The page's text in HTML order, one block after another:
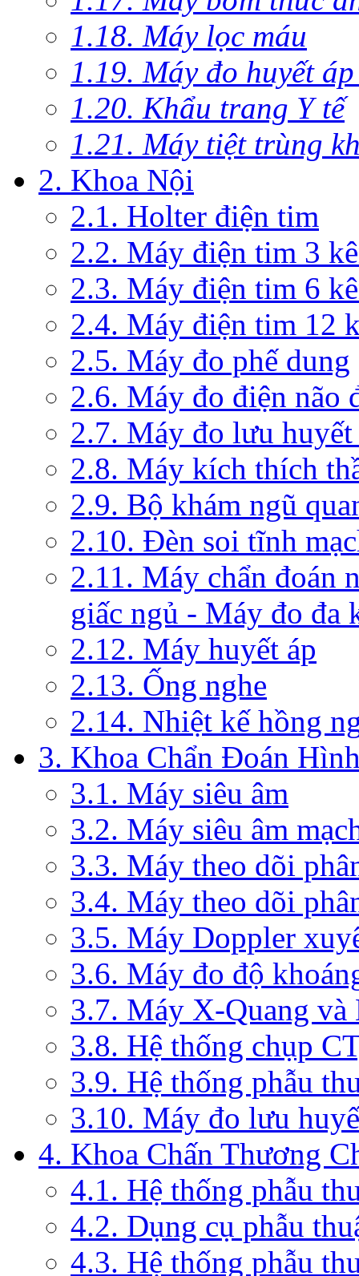
1.18. Máy lọc máu
1.19. Máy đo huyết
1.20. Khẩu trang Y tế
1.21. Máy tiệt trùng
2. Khoa Nội
2.1. Holter điện tim
2.2. Máy điện tim 3
2.3. Máy điện tim 6
2.4. Máy điện tim 12
2.5. Máy đo phế dung
2.6. Máy đo điện não
2.7. Máy đo lưu
2.8. Máy kích thích
2.9. Bộ khám ngũ
2.10. Đèn soi tĩnh
2.11. Máy chẩn đoán
giấc ngủ - Máy đo đa
2.12. Máy huyết áp
2.13. Ống nghe
2.14. Nhiệt kế hồng
3. Khoa Chẩn Đoán
3.1. Máy siêu âm
3.2. Máy siêu âm
3.3. Máy theo dõi
3.4. Máy theo dõi
3.5. Máy Doppler
3.6. Máy đo độ
3.7. Máy X-Quang
3.8. Hệ thống chụp
3.9. Hệ thống phẫu
3.10. Máy đo lưu
4. Khoa Chấn Thương
4.1. Hệ thống phẫu
4.2. Dụng cụ phẫu
4.3. Hệ thống phẫu